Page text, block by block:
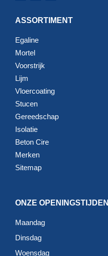
ASSORTIMENT
Egaline
Mortel
Voorstrijk
Lijm
Vloercoating
Stucen
Gereedschap
Isolatie
Beton Cire
Merken
Sitemap
ONZE OPENINGSTIJDEN
Maandag
Dinsdag
Woensdag